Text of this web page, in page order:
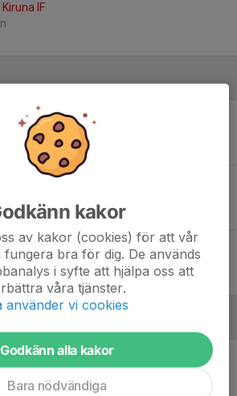
Kiruna IF
HC/HaparandaTornio UHC
2 - Kiruna IF
- Kiruna IF
Björklöven
kakor
av kakor (cookies) för att vår
fungera bra för dig. De används
i syfte att hjälpa oss att
våra tjänster.
använder vi cookies
Godkänn alla kakor
Bara nödvändiga